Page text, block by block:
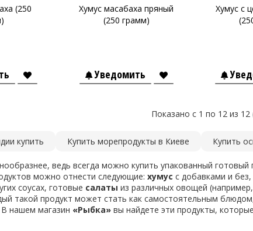
(250
Хумус масабаха пряный
(250 грамм)
Уведомить
Хумус с
Показано с 1 по 12 из 12
купить Купить морепродукты в Киеве Купить
ведь всегда можно купить упакованный готовый
можно отнести следующие: хумус с добавками и без,
соусах, готовые салаты из различных овощей
такой продукт может стать как самостоятельным
нашем магазин «Рыбка» вы найдете эти продукты,